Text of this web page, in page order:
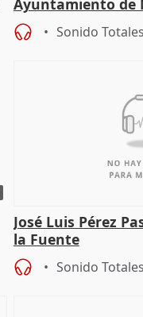
Ayuntamiento de
Sonido Totales
José Luis Pérez
la Fuente
Sonido Totales